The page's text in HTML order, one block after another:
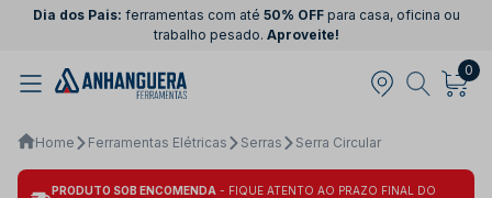
Dia dos Pais: ferramentas com até 50% OFFpara casa, oficina ou
trabalho pesado. Aproveite!
0
Home Ferramentas Elétricas Serras Serra Circular
PRODUTO SOB ENCOMENDA - FIQUE ATENTO AO PRAZO FINAL DO